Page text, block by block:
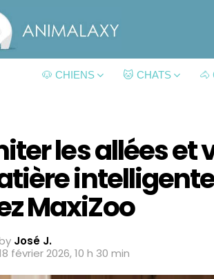
🐶 CHIENS 🐱 CHATS 🐴
les allées et
MaxiZoo
José J.
février 2026, 10 h 30 min